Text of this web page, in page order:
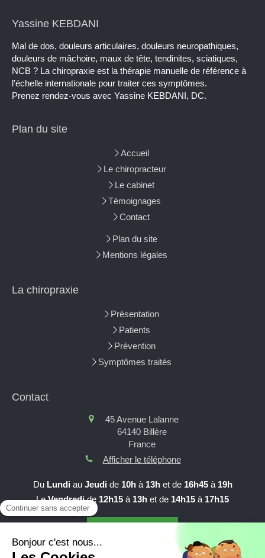
Yassine KEBDANI
Mal de dos, douleurs articulaires, douleurs neuropathiques,
douleurs de mâchoire, maux de tête, tendinites, sciatiques,
NCB ? La chiropraxie est la thérapie manuelle de référence à
l'échelle internationale pour traiter ces symptômes.
Prenez rendez-vous avec Yassine KEBDANI, DC.
Plan du site
Accueil
Le chiropracteur
Le cabinet
Témoignages
Contact
Plan du site
Mentions légales
La chiropraxie
Présentation
Patients
Prévention
Symptômes traités
Contact
45 Avenue Lalanne
64140 Billère
France
Afficher le téléphone
Du Lundi au Jeudi de 10hà 13het de 16h45à 19h
LeVendredide 12h15 à 13h et de 14h15 à 17h15